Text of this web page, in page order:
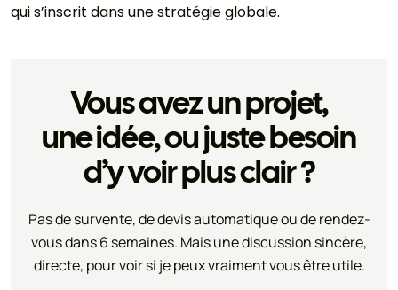
qui s’inscrit dans une stratégie globale.
Vous avez un projet,
une idée, ou juste besoin
d’y voir plus clair ?
Pas de survente, de devis automatique ou de rendez-
vous dans 6 semaines. Mais une discussion sincère,
directe, pour voir si je peux vraiment vous être utile.